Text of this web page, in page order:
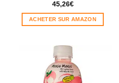
45,26€
ACHETER SUR AMAZON